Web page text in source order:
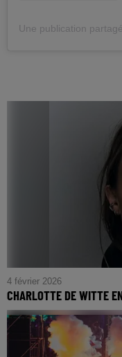
4 février 2026
CHARLOTTE DE WITTE